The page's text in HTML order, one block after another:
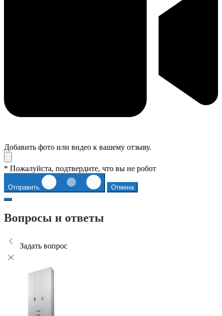
Добавить фото или видео к вашему отзыву.
* Пожалуйста, подтвердите, что вы не робот
Отправить Отмена
Вопросы и ответы
Задать вопрос